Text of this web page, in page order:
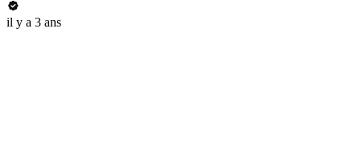
il y a 3 ans